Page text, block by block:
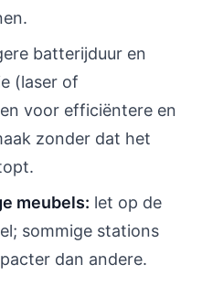
batterijduur en
(laser of
voor efficiëntere en
zonder dat het
meubels: let op de
sommige stations
dan andere.